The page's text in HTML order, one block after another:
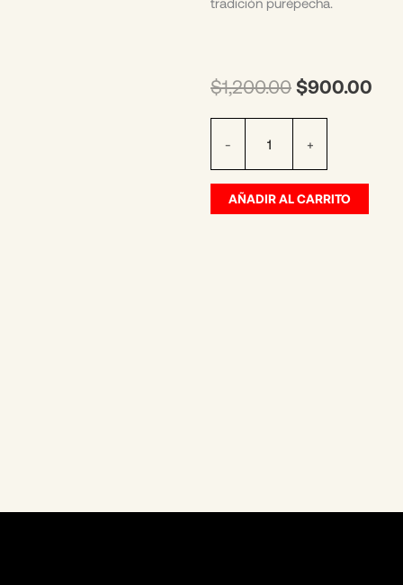
$1,200.00 El
original
era:
$1,200.00.
$900.00
-
Michoacán
cantidad
+
AÑADIR AL CARRITO